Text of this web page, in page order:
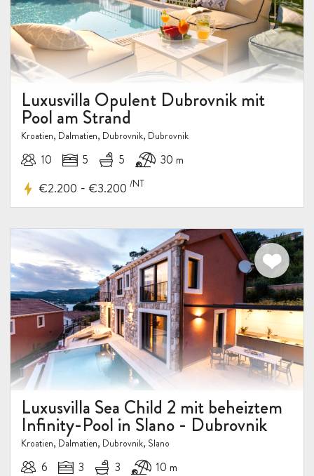
Luxusvilla Opulent Dubrovnik mit
Pool am Strand
Kroatien, Dalmatien, Dubrovnik, Dubrovnik
10 5 5 30 m
€2.200 - €3.200 /NT
Luxusvilla Sea Child 2 mit beheiztem
Infinity-Pool in Slano - Dubrovnik
Kroatien, Dalmatien, Dubrovnik, Slano
6 3 3 10 m